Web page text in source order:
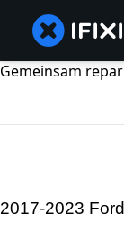
Gemeinsam
2017-2023